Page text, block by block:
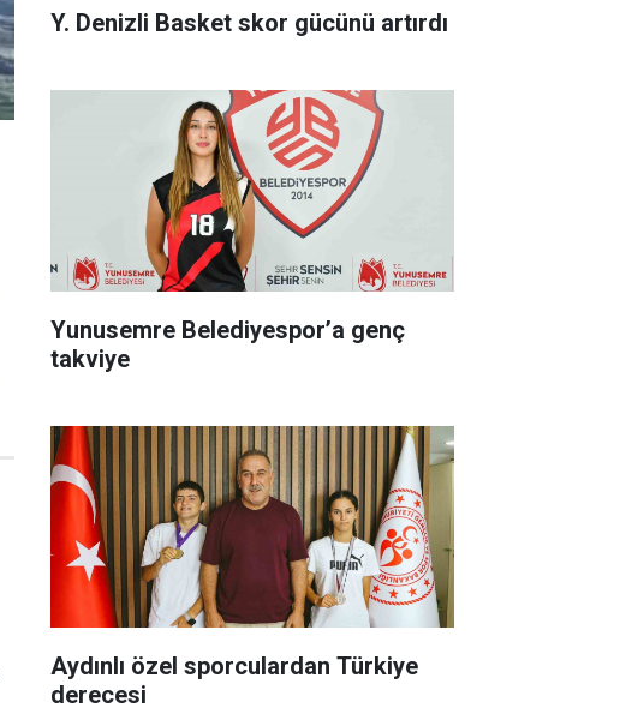
Y. Denizli Basket skor gücünü artırdı
Yunusemre Belediyespor’a genç
takviye
Aydınlı özel sporculardan Türkiye
derecesi